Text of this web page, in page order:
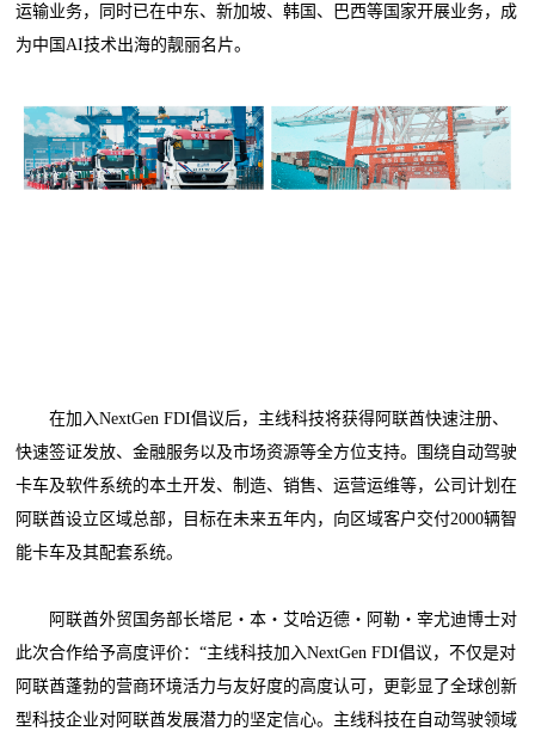
运输业务，同时已在中东、新加坡、韩国、巴西等国家开展业务，成
为中国AI技术出海的靓丽名片。
在加入NextGen FDI倡议后，主线科技将获得阿联酋快速注册、
快速签证发放、金融服务以及市场资源等全方位支持。围绕自动驾驶
卡车及软件系统的本土开发、制造、销售、运营运维等，公司计划在
阿联酋设立区域总部，目标在未来五年内，向区域客户交付2000辆智
能卡车及其配套系统。
阿联酋外贸国务部长塔尼・本・艾哈迈德・阿勒・宰尤迪博士对
此次合作给予高度评价：“主线科技加入NextGen FDI倡议，不仅是对
阿联酋蓬勃的营商环境活力与友好度的高度认可，更彰显了全球创新
型科技企业对阿联酋发展潜力的坚定信心。主线科技在自动驾驶领域